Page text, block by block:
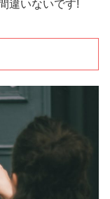
違いないです!